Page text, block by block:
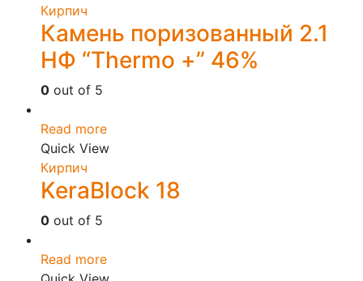
Кирпич
Камень поризованный 2.1
НФ “Thermo +” 46%
0 out of 5
Read more
Quick View
Кирпич
KeraBlock 18
0 out of 5
Read more